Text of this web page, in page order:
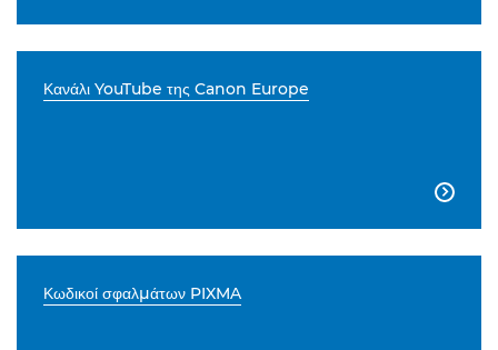
Κανάλι YouTube της Canon Europe

Κωδικοί σφαλμάτων PIXMA